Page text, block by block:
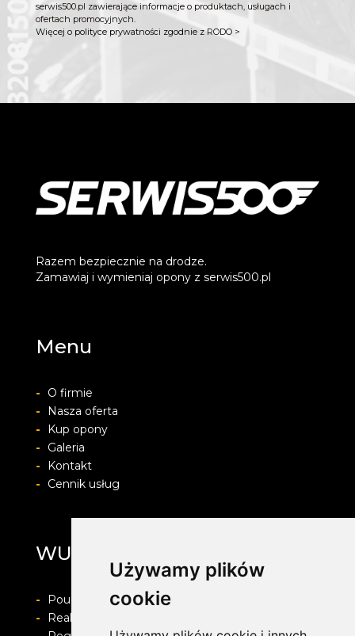
Używamy plików
cookie
serwis500.pl zawierające informacje o produktach, usługach i
ofertach promocyjnych.
Więcej o polityce prywatności zgodnie z RODO >
Razem bezpiecznie na drodze.
Zamawiaj i wymieniaj opony z serwis500.pl
Menu
-
O firmie
-
Nasza oferta
-
Kup opony
-
Galeria
-
Kontakt
-
Cennik usług
WULKAN
-
Pouczenie o prawie do odstapienia od umowy
-
Realizacja zamówienia i formy płatności